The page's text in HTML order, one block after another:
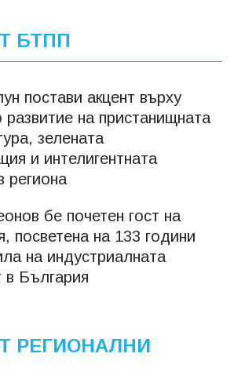
БТПП
постави акцент върху
развитие на пристанищната
зелената
и интелигентната
региона
бе почетен гост на
посветена на 133 години
на индустриалната
в България
РЕГИОНАЛНИ